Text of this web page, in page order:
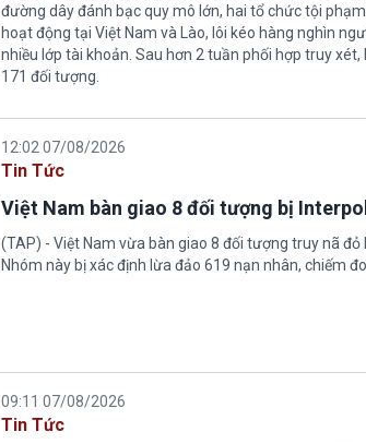
đường dây đánh bạc quy mô lớn, hai tổ chức tội
hoạt động tại Việt Nam và Lào, lôi kéo hàng nghìn
nhiều lớp tài khoản. Sau hơn 2 tuần phối hợp truy
171 đối tượng.
12:02 07/08/2026
Tin Tức
Việt Nam bàn giao 8 đối tượng bị
(TAP) - Việt Nam vừa bàn giao 8 đối tượng truy nã
Nhóm này bị xác định lừa đảo 619 nạn nhân, chiếm
09:11 07/08/2026
Tin Tức